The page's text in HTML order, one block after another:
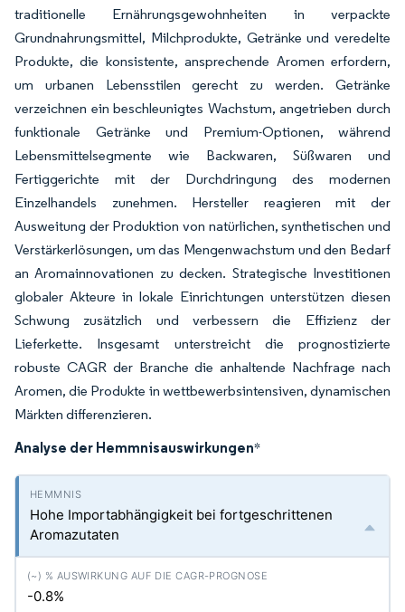
traditionelle Ernährungsgewohnheiten in verpackte
Grundnahrungsmittel, Milchprodukte, Getränke und veredelte
Produkte, die konsistente, ansprechende Aromen erfordern,
um urbanen Lebensstilen gerecht zu werden. Getränke
verzeichnen ein beschleunigtes Wachstum, angetrieben durch
funktionale Getränke und Premium-Optionen, während
Lebensmittelsegmente wie Backwaren, Süßwaren und
Fertiggerichte mit der Durchdringung des modernen
Einzelhandels zunehmen. Hersteller reagieren mit der
Ausweitung der Produktion von natürlichen, synthetischen und
Verstärkerlösungen, um das Mengenwachstum und den Bedarf
an Aromainnovationen zu decken. Strategische Investitionen
globaler Akteure in lokale Einrichtungen unterstützen diesen
Schwung zusätzlich und verbessern die Effizienz der
Lieferkette. Insgesamt unterstreicht die prognostizierte
robuste CAGR der Branche die anhaltende Nachfrage nach
Aromen, die Produkte in wettbewerbsintensiven, dynamischen
Märkten differenzieren.
Analyse der Hemmnisauswirkungen*
Hohe Importabhängigkeit bei fortgeschrittenen
Aromazutaten
-0.8%